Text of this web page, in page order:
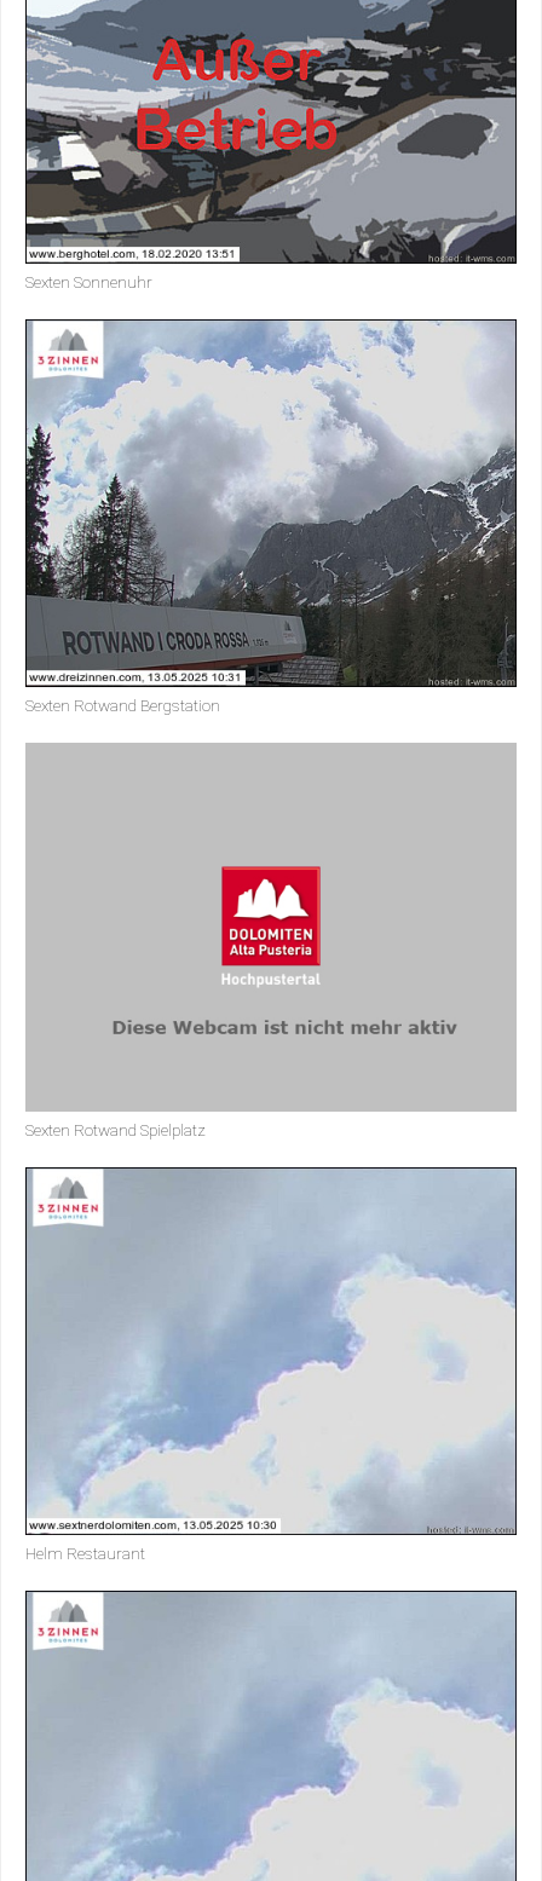
Sexten Sonnenuhr
Sexten Rotwand Bergstation
Sexten Rotwand Spielplatz
Helm Restaurant